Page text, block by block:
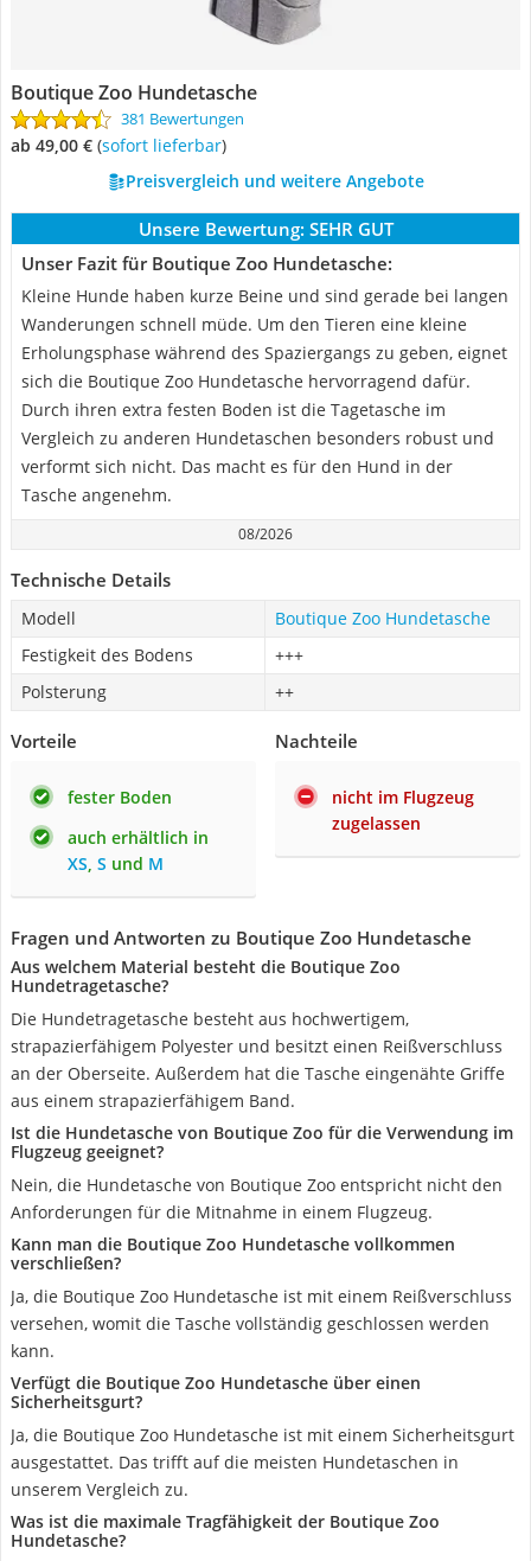
Boutique Zoo Hundetasche
381 Bewertungen
ab 49,00 € ( Sofort lieferbar)
Preisvergleich und weitere Angebote
Unsere Bewertung: SEHR GUT
Unser Fazit für Boutique Zoo Hundetasche:
Kleine Hunde haben kurze Beine und sind gerade bei langen
Wanderungen schnell müde. Um den Tieren eine kleine
Erholungsphase während des Spaziergangs zu geben, eignet
sich die Boutique Zoo Hundetasche hervorragend dafür.
Durch ihren extra festen Boden ist die Tagetasche im
Vergleich zu anderen Hundetaschen besonders robust und
verformt sich nicht. Das macht es für den Hund in der
Tasche angenehm.
08/2026
Technische Details
Modell
Boutique Zoo Hundetasche
Festigkeit des Bodens
+++
Polsterung
++
Vorteile
fester Boden
auch erhältlich in
XS, S und M
Nachteile
nicht im Flugzeug
zugelassen
Fragen und Antworten zu Boutique Zoo Hundetasche
Aus welchem Material besteht die Boutique Zoo
Hundetragetasche?
Die Hundetragetasche besteht aus hochwertigem,
strapazierfähigem Polyester und besitzt einen Reißverschluss
an der Oberseite. Außerdem hat die Tasche eingenähte Griffe
aus einem strapazierfähigem Band.
Ist die Hundetasche von Boutique Zoo für die Verwendung im
Flugzeug geeignet?
Nein, die Hundetasche von Boutique Zoo entspricht nicht den
Anforderungen für die Mitnahme in einem Flugzeug.
Kann man die Boutique Zoo Hundetasche vollkommen
verschließen?
Ja, die Boutique Zoo Hundetasche ist mit einem Reißverschluss
versehen, womit die Tasche vollständig geschlossen werden
kann.
Verfügt die Boutique Zoo Hundetasche über einen
Sicherheitsgurt?
Ja, die Boutique Zoo Hundetasche ist mit einem Sicherheitsgurt
ausgestattet. Das trifft auf die meisten Hundetaschen in
unserem Vergleich zu.
Was ist die maximale Tragfähigkeit der Boutique Zoo
Hundetasche?